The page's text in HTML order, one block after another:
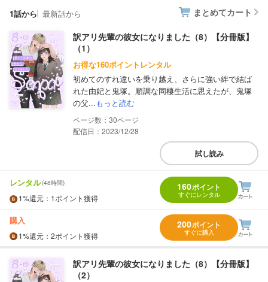
1話から 最新話から まとめてカート
訳アリ先輩の彼女になりました（8）【分冊版】
（1）
お得な160ポイントレンタル
初めてのすれ違いを乗り越え、さらに強い絆で結ば
れた由妃と鬼塚。順調な同棲生活に思えたが、鬼塚
の父...もっと読む
30
配信日：2023/12/28
試し読み
レンタル(48時間)
1%還元 ：1ポイント獲得
160ポイント
すぐにレンタル
購入
1%還元 ：2ポイント獲得
200ポイント
すぐに購入
訳アリ先輩の彼女になりました（8）【分冊版】
（2）